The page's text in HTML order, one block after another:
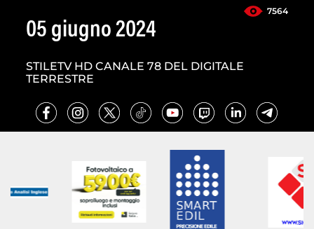
7564
05 giugno 2024
STILETV HD CANALE 78 DEL DIGITALE
TERRESTRE